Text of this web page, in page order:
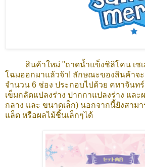
สินค้าใหม่ "ถาดน้ำแข็งซิลิโคน เซเ
โฉมออกมาแล้วจ้า! ลักษณะของสินค้าจ
จำนวน 6 ช่อง ประกอบไปด้วย คทาจันท
เข็มกลัดแปลงร่าง ปากกาแปลงร่าง และ
กลาง และ ขนาดเล็ก) นอกจากนี้ยังสาม
แล็ต หรือผลไม้ชิ้นเล็กๆได้